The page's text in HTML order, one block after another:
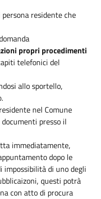
persona residente che
propri procedimenti
telefonici del
allo sportello,
nel Comune
presso il
immediatamente,
dopo le
impossibilità di uno degli
questi potrà
con atto di procura